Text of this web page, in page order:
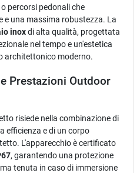
percorsi pedonali che
e una massima robustezza. La
inoxdi alta qualità, progettata
nel tempo e un'estetica
architettonico moderno.
Prestazioni Outdoor
risiede nella combinazione di
efficienza e di un corpo
L'apparecchio è certificato
, garantendo una protezione
tenuta in caso di immersione